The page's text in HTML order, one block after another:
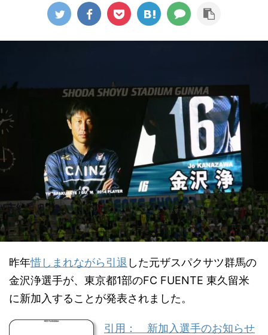
昨年惜しまれながら引退 した元ザスパクサツ群馬の
金沢浄選手が、東京都1部のFC FUENTE 東久留米
に新加入することが発表されました。
引用： 新加入選手のお知らせ